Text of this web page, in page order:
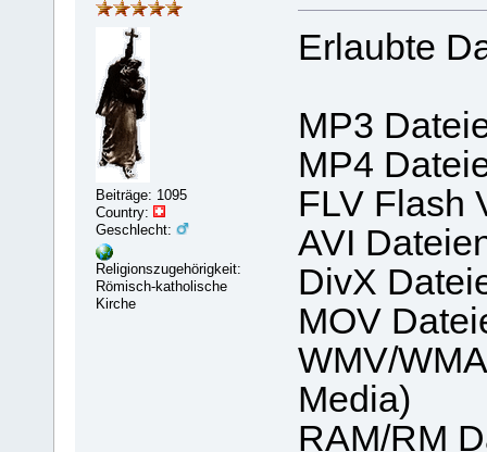
Beiträge: 1095
Country:
Geschlecht:
Religionszugehörigkeit:
Römisch-katholische
Kirche
Erlaubte
MP3
MP4
FLV
AVI
DivX
MOV
WMV/
Media)
RAM/RM